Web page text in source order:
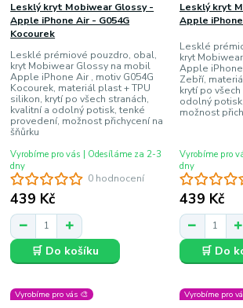
0 hodnocení
Lesklý kryt Mobiwear Glossy -
Apple iPhone Air - G054G
Kocourek
Lesklé prémiové pouzdro, obal,
kryt Mobiwear Glossy na mobil
Apple iPhone Air , motiv G054G
Kocourek, materiál plast + TPU
silikon, krytí po všech stranách,
kvalitní a odolný potisk, tenké
provedení, možnost přichycení na
šňůrku
439 Kč
Vyrobíme pro vás | Odesíláme za 2-3
dny
🛒 Do košíku
Lesklý kryt
Apple
Lesklé
kryt
Apple iPhone
Zebří,
krytí po
odolný
možnost
439 Kč
Vyrobíme pro
dny
🛒 Do
Vyrobíme pro vás 🎨 Vyrobíme pro